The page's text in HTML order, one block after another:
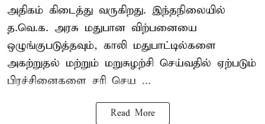
அதிகம் கிடைத்து வருகிறது. இந்தநிலையில்
த.வெ.க. அரசு மதுபான விற்பனையை
ஒழுங்குபடுத்தவும், காலி மதுபாட்டில்களை
அகற்றுதல் மற்றும் மறுசுழற்சி செய்வதில் ஏற்படும்
பிரச்சினைகளை சரி செய ...
Read More